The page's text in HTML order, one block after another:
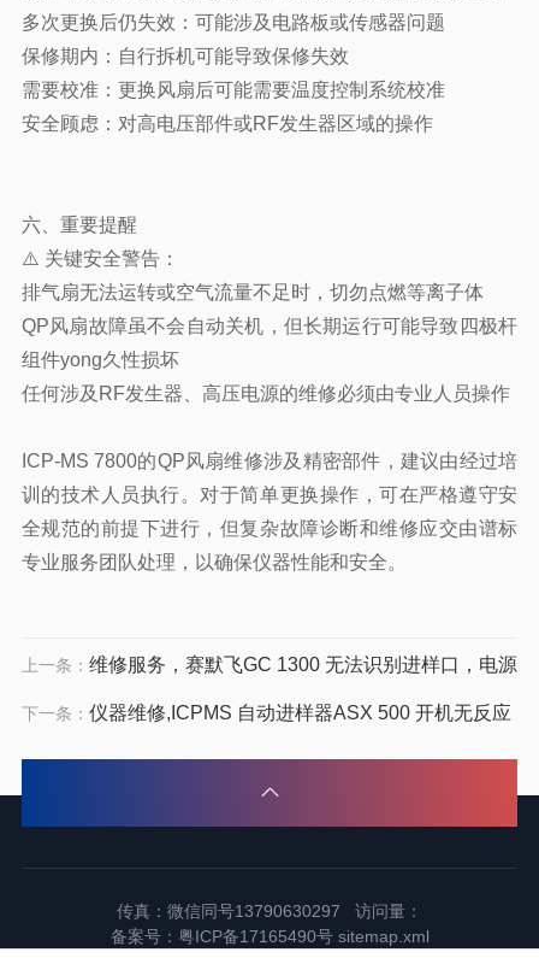
多次更换后仍失效：可能涉及电路板或传感器问题
保修期内：自行拆机可能导致保修失效
需要校准：更换风扇后可能需要温度控制系统校准
安全顾虑：对高电压部件或RF发生器区域的操作
六、重要提醒
⚠️ 关键安全警告：
排气扇无法运转或空气流量不足时，切勿点燃等离子体
QP风扇故障虽不会自动关机，但长期运行可能导致四极杆
组件yong久性损坏
任何涉及RF发生器、高压电源的维修必须由专业人员操作
ICP-MS 7800的QP风扇维修涉及精密部件，建议由经过培
训的技术人员执行。对于简单更换操作，可在严格遵守安
全规范的前提下进行，但复杂故障诊断和维修应交由谱标
专业服务团队处理，以确保仪器性能和安全。
上一条： 维修服务，赛默飞GC 1300 无法识别进样口，电源
下一条： 仪器维修,ICPMS 自动进样器ASX 500 开机无反应，
传真：微信同号13790630297 访问量：
备案号： 粤ICP备17165490号 sitemap.xml